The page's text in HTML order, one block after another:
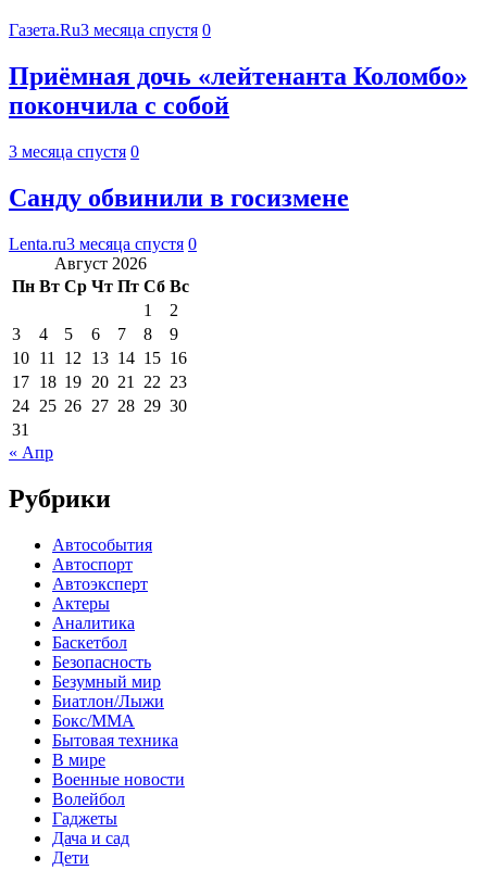
Газета.Ru3 месяца спустя 0
Приёмная дочь «лейтенанта Коломбо»
покончила с собой
3 месяца спустя 0
Санду обвинили в госизмене
Lenta.ru3 месяца спустя 0
Август 2026
Пн Вт Ср Чт Пт Сб Вс
1
2
3
4 5 6 7 8
9
10 11 12 13 14 15 16
17 18 19 20 21 22 23
24 25 26 27 28 29 30
31
« Апр
Рубрики
Автособытия
Автоспорт
Автоэксперт
Актеры
Аналитика
Баскетбол
Безопасность
Безумный мир
Биатлон/Лыжи
Бокс/MMA
Бытовая техника
В мире
Военные новости
Волейбол
Гаджеты
Дача и сад
Дети